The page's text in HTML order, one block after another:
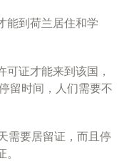
能到荷兰居住和学
证才能来到该国，
留时间，人们需要不
需要居留证，而且停